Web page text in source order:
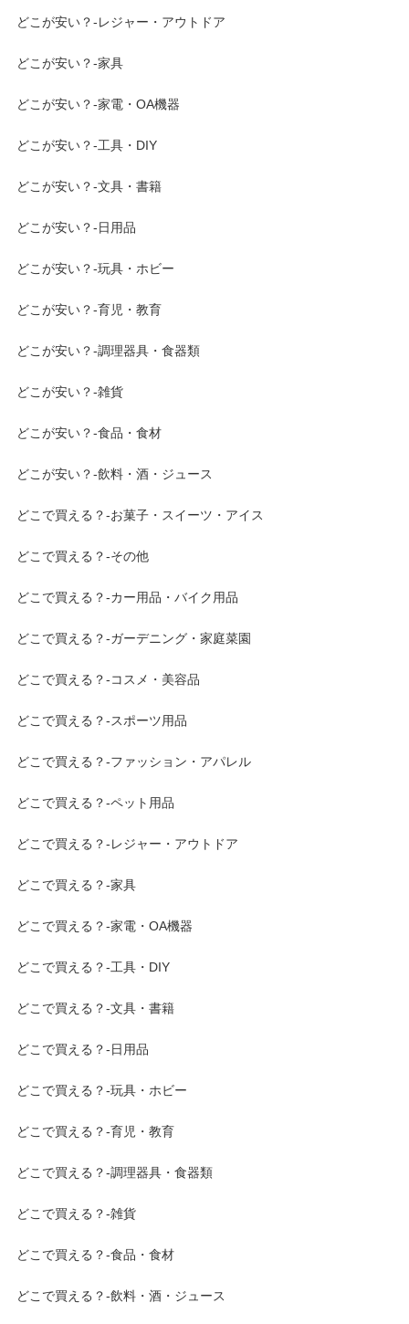
どこが安い？-レジャー・アウトドア
どこが安い？-家具
どこが安い？-家電・OA機器
どこが安い？-工具・DIY
どこが安い？-文具・書籍
どこが安い？-日用品
どこが安い？-玩具・ホビー
どこが安い？-育児・教育
どこが安い？-調理器具・食器類
どこが安い？-雑貨
どこが安い？-食品・食材
どこが安い？-飲料・酒・ジュース
どこで買える？-お菓子・スイーツ・アイス
どこで買える？-その他
どこで買える？-カー用品・バイク用品
どこで買える？-ガーデニング・家庭菜園
どこで買える？-コスメ・美容品
どこで買える？-スポーツ用品
どこで買える？-ファッション・アパレル
どこで買える？-ペット用品
どこで買える？-レジャー・アウトドア
どこで買える？-家具
どこで買える？-家電・OA機器
どこで買える？-工具・DIY
どこで買える？-文具・書籍
どこで買える？-日用品
どこで買える？-玩具・ホビー
どこで買える？-育児・教育
どこで買える？-調理器具・食器類
どこで買える？-雑貨
どこで買える？-食品・食材
どこで買える？-飲料・酒・ジュース